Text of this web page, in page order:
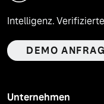
Intelligenz.
DEMO
Unternehmen